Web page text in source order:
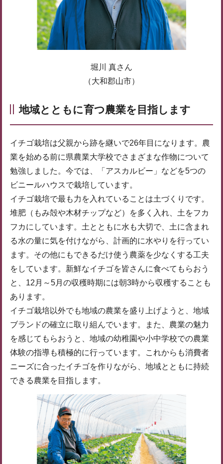
堀川 真さん
（大和郡山市）
地域とともに育つ農業を目指します
イチゴ栽培は父親から跡を継いで26年目になります。農
業を始める前に県農業大学校でさまざまな作物について
勉強しました。今では、「アスカルビー」などを5つの
ビニールハウスで栽培しています。
イチゴ栽培で最も力を入れていることは土づくりです。
堆肥（もみ殻や木材チップなど）を多く入れ、土をフカ
フカにしています。土とともに水も大切で、土に含まれ
る水の量に気を付けながら、計画的に水やりを行ってい
ます。その他にもできるだけ使う農薬を少なくする工夫
をしています。新鮮なイチゴを皆さんに食べてもらおう
と、12月～5月の収穫時期には朝3時から収穫することも
あります。
イチゴ栽培以外でも地域の農業を盛り上げようと、地域
ブランドの確立に取り組んでいます。また、農業の魅力
を感じてもらおうと、地域の幼稚園や小中学校での農業
体験の指導も積極的に行っています。これからも消費者
ニーズに合ったイチゴを作りながら、地域とともに持続
できる農業を目指します。